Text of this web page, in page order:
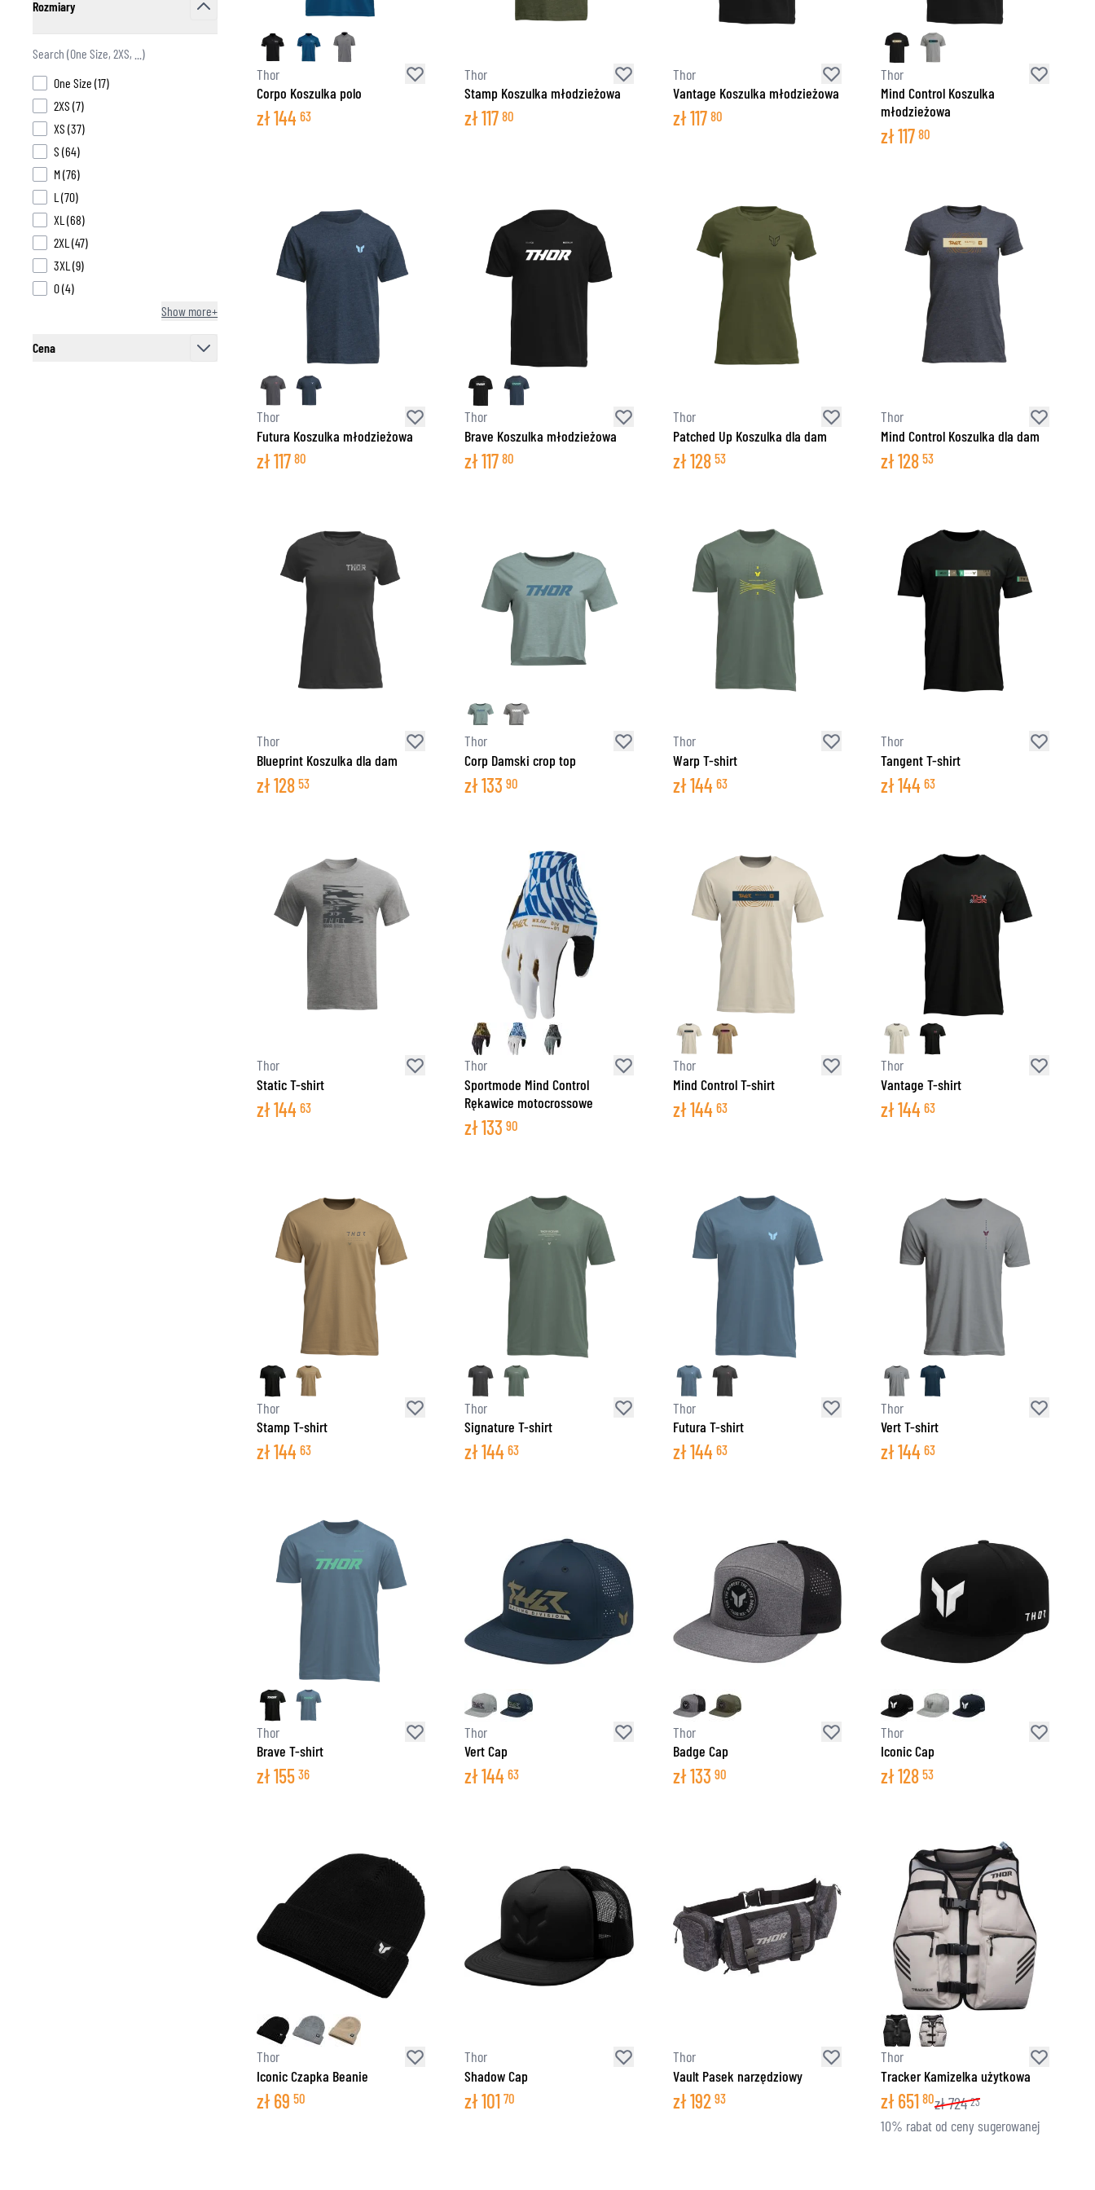
Rozmiary
One Size (17products available
)
2XS (7products available
)
XS (37products available
)
S (64products available
)
M(76products available
)
L (70products available
)
XL (68products available
)
2XL (47products available
)
3XL (9products available
)
0(4products available
)
Show more+
Cena
Thor
Corpo Koszulka polo
zł144 63
Thor
Stamp Koszulka młodzieżowa
zł117 80
Thor
Vantage Koszulka młodzieżowa
zł117 80
Thor
Mind Control Koszulka
młodzieżowa
zł117 80
Thor
Futura Koszulka młodzieżowa
zł117 80
Thor
Brave Koszulka młodzieżowa
zł117 80
Thor
Patched Up Koszulka dla dam
zł128 53
Thor
Mind Control Koszulka dla dam
zł128 53
Thor
Blueprint Koszulka dla dam
zł128 53
Thor
Corp Damski crop top
zł133 90
Thor
Warp T-shirt
zł144 63
Thor
Tangent T-shirt
zł144 63
Thor
Static T-shirt
zł144 63
Thor
Sportmode Mind Control
Rękawice motocrossowe
zł133 90
Thor
Mind Control T-shirt
zł144 63
Thor
Vantage T-shirt
zł144 63
Thor
Stamp T-shirt
zł144 63
Thor
Signature T-shirt
zł144 63
Thor
Futura T-shirt
zł144 63
Thor
Vert T-shirt
zł144 63
Thor
Brave T-shirt
zł155 36
Thor
Vert Cap
zł144 63
Thor
Badge Cap
zł133 90
Thor
Iconic Cap
zł128 53
Thor
Iconic Czapka Beanie
zł69 50
Thor
Shadow Cap
zł101 70
Thor
Vault Pasek narzędziowy
zł192 93
Thor
Tracker Kamizelka użytkowa
zł651 80zł724 23
10% rabat od ceny sugerowanej